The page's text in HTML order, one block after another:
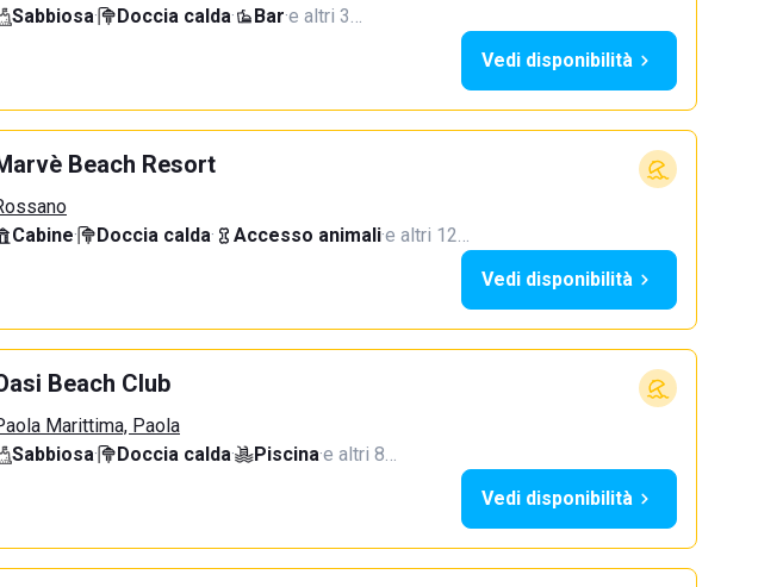
Sabbiosa· Doccia calda· Bar·e altri 3…
Vedi disponibilità
Beach Resort
Cabine· Doccia calda· Accesso animali·e altri 12…
Vedi disponibilità
Beach Club
Marittima, Paola
Sabbiosa· Doccia calda· Piscina·e altri 8…
Vedi disponibilità